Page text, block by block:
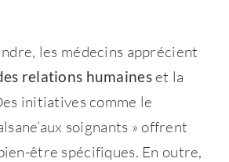
les médecins apprécient
relations humaineset la
initiatives comme le
soignants » offrent
être spécifiques. En outre,